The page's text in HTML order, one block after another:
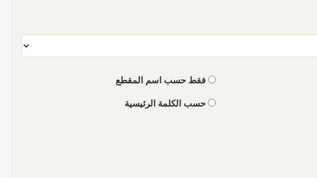
فقط حسب اسم المقطع
حسب الكلمة الرئيسية